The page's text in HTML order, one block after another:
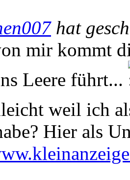
hat
mir kommt
Leere führt...
weil ich
Hier als